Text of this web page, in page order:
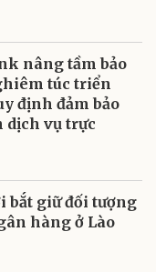
nâng tầm bảo
túc triển
định đảm bảo
dịch vụ trực
bắt giữ đối tượng
hàng ở Lào